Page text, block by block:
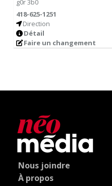
g0r 3b0
418-625-1251
Direction
Détail
Faire un changement
Nous joindre
À propos